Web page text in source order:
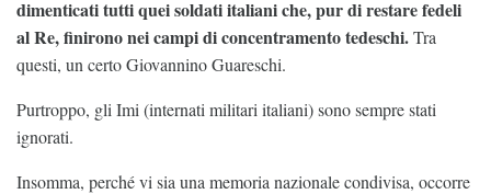
dimenticati tutti quei soldati italiani che, pur di restare fedeli
al Re, finirono nei campi di concentramento tedeschi.Tra
questi, un certo Giovannino Guareschi.
Purtroppo, gli Imi (internati militari italiani) sono sempre stati
ignorati.
Insomma, perché vi sia una memoria nazionale condivisa, occorre